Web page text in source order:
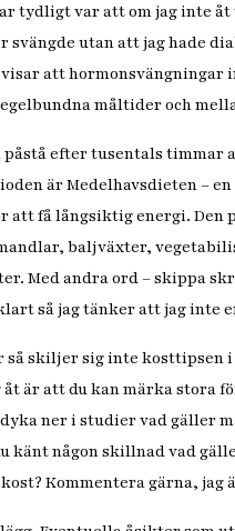
tydligt var att om jag inte
utan att jag hade
visar att hormonsvängningar
måltider och
efter tusentals timmar
är Medelhavsdieten –
att få långsiktig energi.
baljväxter,
Med andra ord – skippa
så jag tänker att jag inte
så skiljer sig inte
är att du kan märka stora
ner i studier vad gäller
känt någon skillnad vad
Kommentera gärna, jag